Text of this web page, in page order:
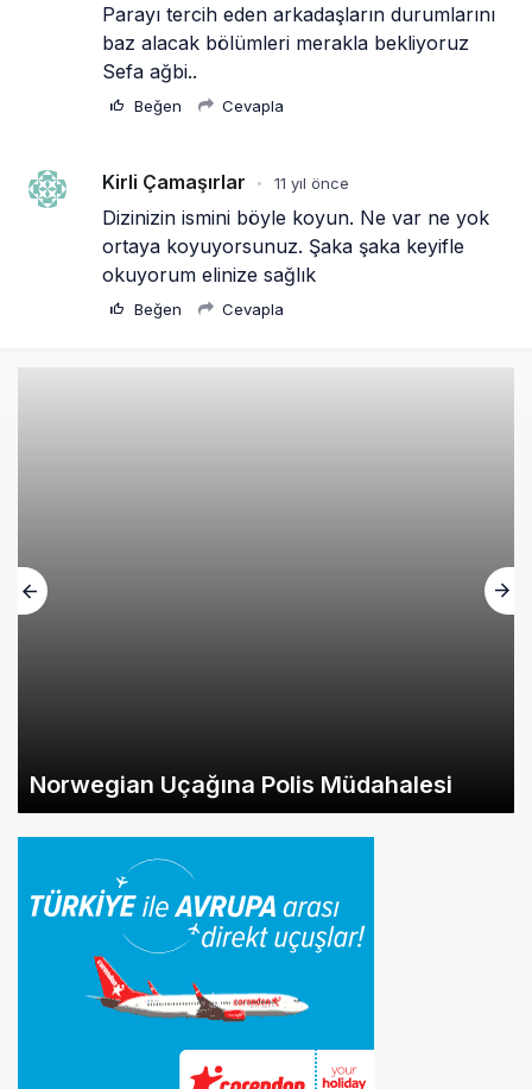
Parayı tercih eden arkadaşların durumlarını
baz alacak bölümleri merakla bekliyoruz
Sefa ağbi..
Beğen Cevapla
Kirli Çamaşırlar • 11 yıl önce
Dizinizin ismini böyle koyun. Ne var ne yok
ortaya koyuyorsunuz. Şaka şaka keyifle
okuyorum elinize sağlık
Beğen Cevapla
Norwegian Uçağına Polis Müdahalesi